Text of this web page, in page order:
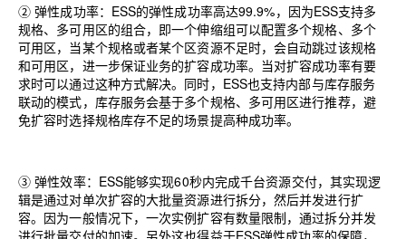
② 弹性成功率： ESS的弹性成功率高达99.9%，因为ESS支持多
规格、多可用区的组合，即一个伸缩组可以配置多个规格、多个
可用区，当某个规格或者某个区资源不足时，会自动跳过该规格
和可用区，进一步保证业务的扩容成功率。当对扩容成功率有要
求时可以通过这种方式解决。同时， ESS也支持内部与库存服务
联动的模式，库存服务会基于多个规格、多可用区进行推荐，避
免扩容时选择规格库存不足的场景提高种成功率。
③ 弹性效率： ESS能够实现60秒内完成千台资源交付，其实现逻
辑是通过对单次扩容的大批量资源进行拆分，然后并发进行扩
容。因为一般情况下，一次实例扩容有数量限制，通过拆分并发
进行批量交付的加速。另外这也得益于ESS弹性成功率的保障，